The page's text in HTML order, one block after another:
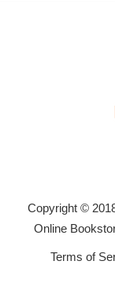
Copyright ©
Online
Terms of